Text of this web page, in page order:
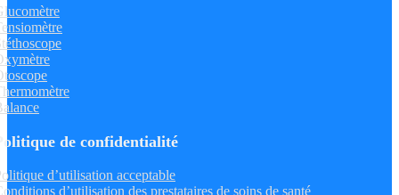
de confidentialité
d’utilisation acceptable
d’utilisation des prestataires de soins de santé